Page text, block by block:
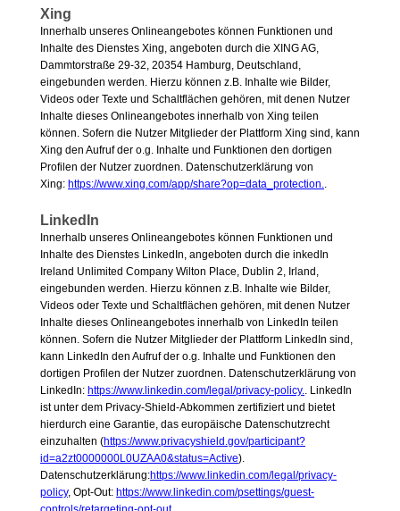
Xing
Innerhalb unseres Onlineangebotes können Funktionen und
Inhalte des Dienstes Xing, angeboten durch die XING AG,
Dammtorstraße 29-32, 20354 Hamburg, Deutschland,
eingebunden werden. Hierzu können z.B. Inhalte wie Bilder,
Videos oder Texte und Schaltflächen gehören, mit denen Nutzer
Inhalte dieses Onlineangebotes innerhalb von Xing teilen
können. Sofern die Nutzer Mitglieder der Plattform Xing sind, kann
Xing den Aufruf der o.g. Inhalte und Funktionen den dortigen
Profilen der Nutzer zuordnen. Datenschutzerklärung von
Xing: https://www.xing.com/app/share?op=data_protection..
LinkedIn
Innerhalb unseres Onlineangebotes können Funktionen und
Inhalte des Dienstes LinkedIn, angeboten durch die inkedIn
Ireland Unlimited Company Wilton Place, Dublin 2, Irland,
eingebunden werden. Hierzu können z.B. Inhalte wie Bilder,
Videos oder Texte und Schaltflächen gehören, mit denen Nutzer
Inhalte dieses Onlineangebotes innerhalb von LinkedIn teilen
können. Sofern die Nutzer Mitglieder der Plattform LinkedIn sind,
kann LinkedIn den Aufruf der o.g. Inhalte und Funktionen den
dortigen Profilen der Nutzer zuordnen. Datenschutzerklärung von
LinkedIn: https://www.linkedin.com/legal/privacy-policy.. LinkedIn
ist unter dem Privacy-Shield-Abkommen zertifiziert und bietet
hierdurch eine Garantie, das europäische Datenschutzrecht
einzuhalten (https://www.privacyshield.gov/participant?
id=a2zt0000000L0UZAA0&status=Active).
Datenschutzerklärung:https://www.linkedin.com/legal/privacy-
policy, Opt-Out: https://www.linkedin.com/psettings/guest-